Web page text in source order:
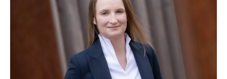
Stellenangebote
Kontakt